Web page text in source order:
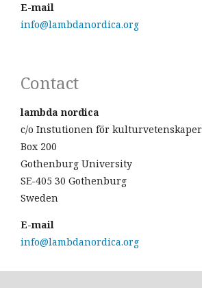
E-mail
info@lambdanordica.org
Contact
lambda nordica
c/o Instutionen för kulturvetenskaper
Box 200
Gothenburg University
SE-405 30 Gothenburg
Sweden
E-mail
info@lambdanordica.org